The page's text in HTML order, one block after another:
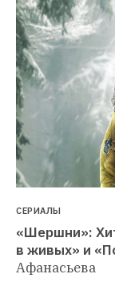
СЕРИАЛЫ
«Шершни»:
в живых» и
Афанасьева